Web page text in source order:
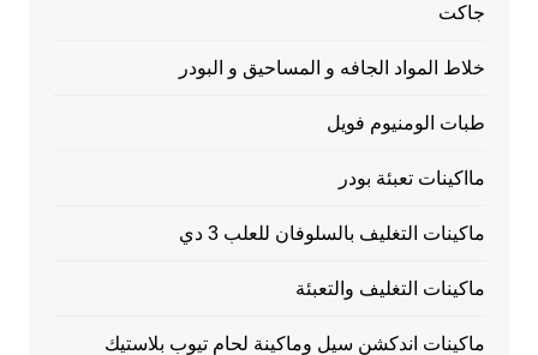
جاكت
خلاط المواد الجافه و المساحيق و البودر
طبات الومنيوم فويل
مااكينات تعبئة بودر
ماكينات التغليف بالسلوفان للعلب 3 دي
ماكينات التغليف والتعبئة
ماكينات اندكشن سيل وماكينة لحام تيوب بلاستيك